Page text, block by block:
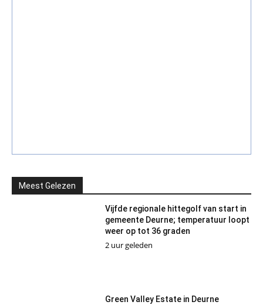
Meest Gelezen
Vijfde regionale hittegolf van start in
gemeente Deurne; temperatuur loopt
weer op tot 36 graden
2 uur geleden
Green Valley Estate in Deurne